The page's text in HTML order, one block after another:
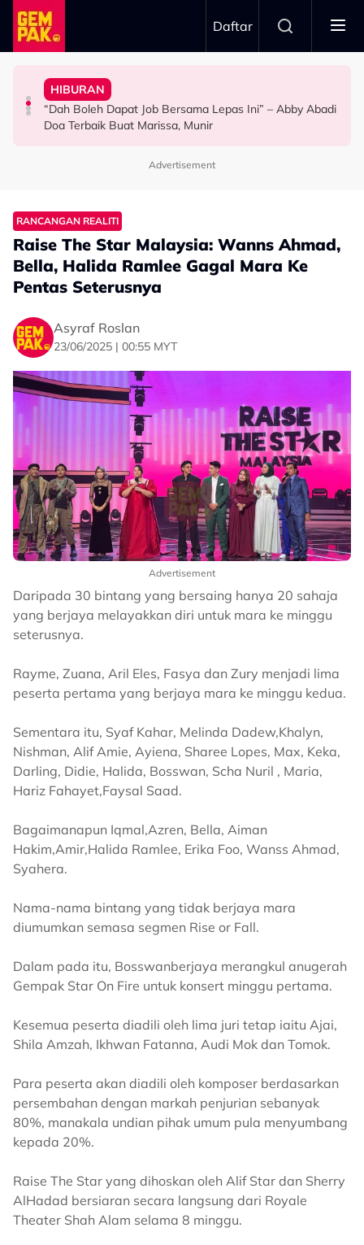
Skip to main content
Daftar
HIBURAN
Bawa Anak Ke Klinik, Syasya Rizal Terkejut Dikenali
Doktor
HIBURAN
“Dah Boleh Dapat Job Bersama Lepas Ini” – Abby Abadi
Doa Terbaik Buat Marissa, Munir
BERITA
Kasihnya Ibu, Ikan Lumba-Lumba Enggan Tinggalkan
Anak Yang Sudah Mati
ANTARABANGSA
Pengantin Penat Sampai Tertidur Atas Pelamin
Advertisement
RANCANGAN REALITI
Raise The Star Malaysia: Wanns Ahmad,
Bella, Halida Ramlee Gagal Mara Ke
Pentas Seterusnya
Asyraf Roslan
23/06/2025 | 00:55 MYT
Advertisement
Daripada 30 bintang yang bersaing hanya 20 sahaja
yang berjaya melayakkan diri untuk mara ke minggu
seterusnya.
Rayme, Zuana, Aril Eles, Fasya dan Zury menjadi lima
peserta pertama yang berjaya mara ke minggu kedua.
Sementara itu, Syaf Kahar, Melinda Dadew,Khalyn,
Nishman, Alif Amie, Ayiena, Sharee Lopes, Max, Keka,
Darling, Didie, Halida, Bosswan, Scha Nuril , Maria,
Hariz Fahayet,Faysal Saad.
Bagaimanapun Iqmal,Azren, Bella, Aiman
Hakim,Amir,Halida Ramlee, Erika Foo, Wanss Ahmad,
Syahera.
Nama-nama bintang yang tidak berjaya mara
diumumkan semasa segmen Rise or Fall.
Dalam pada itu, Bosswanberjaya merangkul anugerah
Gempak Star On Fire untuk konsert minggu pertama.
Kesemua peserta diadili oleh lima juri tetap iaitu Ajai,
Shila Amzah, Ikhwan Fatanna, Audi Mok dan Tomok.
​​Para peserta akan diadili oleh komposer berdasarkan
persembahan dengan markah penjurian sebanyak
80%, manakala undian pihak umum pula menyumbang
kepada 20%.
Raise The Star yang dihoskan oleh Alif Star dan Sherry
AlHadad bersiaran secara langsung dari Royale
Theater Shah Alam selama 8 minggu.